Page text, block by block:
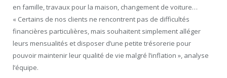
en famille, travaux pour la maison, changement de voiture…
« Certains de nos clients ne rencontrent pas de difficultés
financières particulières, mais souhaitent simplement alléger
leurs mensualités et disposer d’une petite trésorerie pour
pouvoir maintenir leur qualité de vie malgré l’inflation », analyse
l’équipe.